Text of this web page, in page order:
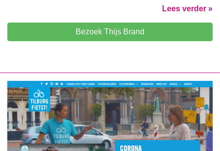
Lees verder »
Bezoek Thijs Brand